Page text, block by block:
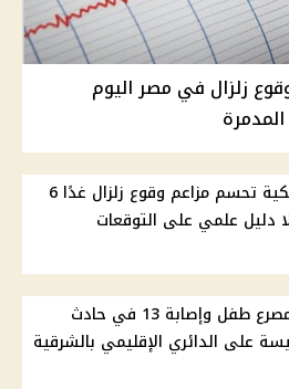
زلزال في مصر اليوم
البحوث الفلكية تحسم مزاعم وقوع زلزال غدًا 6
علمي على التوقعات
بالأسماء.. مصرع طفل وإصابة 13 في حادث
على الدائري الإقليمي بالشرقية